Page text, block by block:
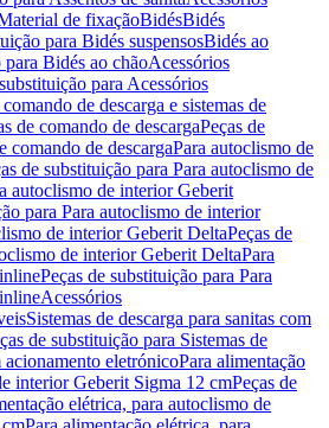
de fixaçãoBidésBidés
para Bidés suspensosBidés ao
para Bidés ao chãoAcessórios
para Acessórios
de descarga e sistemas de
de comando de descargaPeças de
comando de descargaPara autoclismo de
de substituição para Para autoclismo de
autoclismo de interior Geberit
para Para autoclismo de interior
de interior Geberit DeltaPeças de
de interior Geberit DeltaPara
Peças de substituição para Para
Acessórios
Sistemas de descarga para sanitas com
de substituição para Sistemas de
acionamento eletrónicoPara alimentação
interior Geberit Sigma 12 cmPeças de
elétrica, para autoclismo de